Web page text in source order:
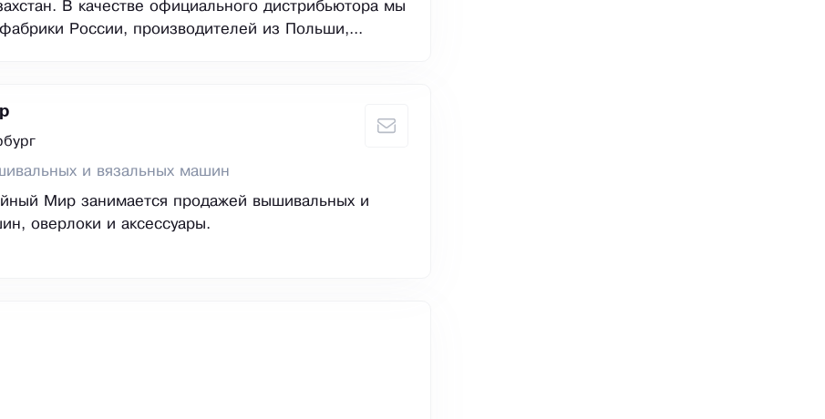
В качестве официального дистрибьютора мы
России, производителей из Польши,...
и вязальных машин
Мир занимается продажей вышивальных и
оверлоки и аксессуары.